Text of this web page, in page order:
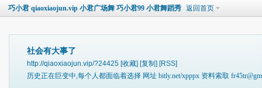
巧小君 qiaoxiaojun.vip 小君广场舞 巧小君99 小君舞蹈秀 返回首页
社会有大事了
http://qiaoxiaojun.vip/?24425 [收藏] [复制] [RSS]
历史正在巨变中,每个人都面临着选择 网址 bitly.net/xpppx 资料索取